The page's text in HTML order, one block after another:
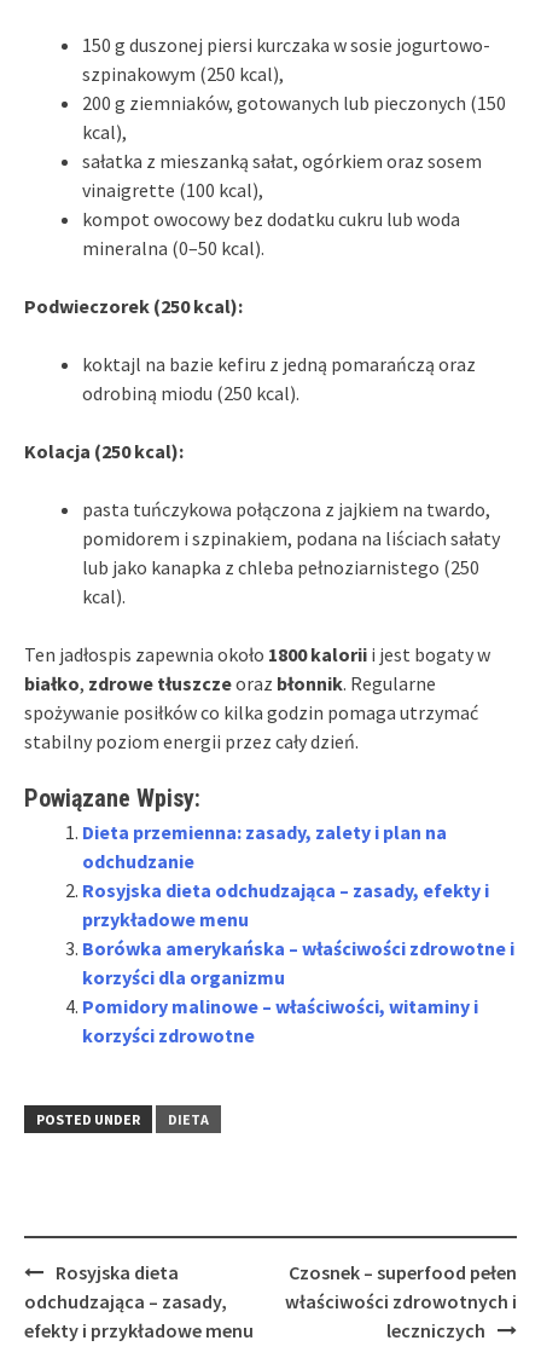
150 g duszonej piersi kurczaka w sosie jogurtowo-
szpinakowym (250 kcal),
200 g ziemniaków, gotowanych lub pieczonych (150
kcal),
sałatka z mieszanką sałat, ogórkiem oraz sosem
vinaigrette (100 kcal),
kompot owocowy bez dodatku cukru lub woda
mineralna (0–50 kcal).
Podwieczorek (250 kcal):
koktajl na bazie kefiru z jedną pomarańczą oraz
odrobiną miodu (250 kcal).
Kolacja (250 kcal):
pasta tuńczykowa połączona z jajkiem na twardo,
pomidorem i szpinakiem, podana na liściach sałaty
lub jako kanapka z chleba pełnoziarnistego (250
kcal).
Ten jadłospis zapewnia około 1800 kalorii i jest bogaty w
białko, zdrowe tłuszczeoraz błonnik. Regularne
spożywanie posiłków co kilka godzin pomaga utrzymać
stabilny poziom energii przez cały dzień.
Powiązane Wpisy:
Dieta przemienna: zasady, zalety i plan na
odchudzanie
Rosyjska dieta odchudzająca – zasady, efekty i
przykładowe menu
Borówka amerykańska – właściwości zdrowotne i
korzyści dla organizmu
Pomidory malinowe – właściwości, witaminy i
korzyści zdrowotne
POSTED UNDER DIETA
Post
navigation
Rosyjska dieta
odchudzająca – zasady,
efekty i przykładowe menu
Czosnek – superfood pełen
właściwości zdrowotnych i
leczniczych